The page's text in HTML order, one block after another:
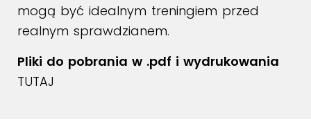
mogą być idealnym treningiem przed
realnym sprawdzianem.
Pliki do pobrania w .pdf i wydrukowania
TUTAJ